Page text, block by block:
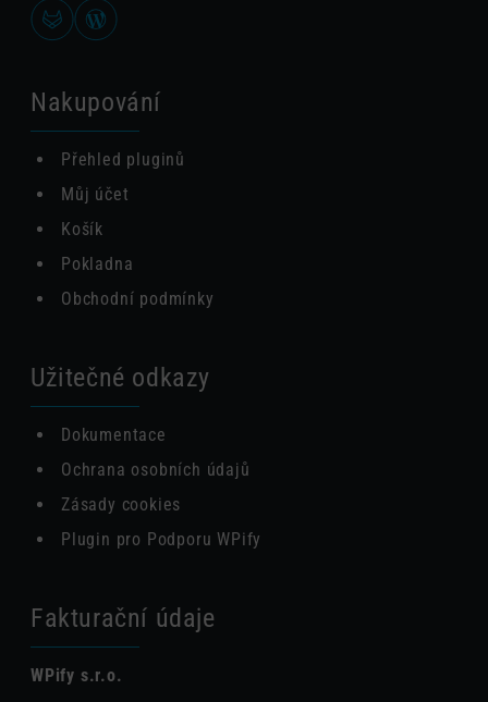
Nakupování
Přehled pluginů
Můj účet
Košík
Pokladna
Obchodní podmínky
Užitečné odkazy
Dokumentace
Ochrana osobních údajů
Zásady cookies
Plugin pro Podporu WPify
Fakturační údaje
WPify s.r.o.